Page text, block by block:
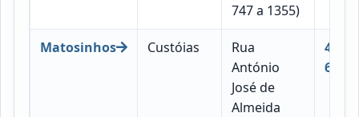
747 a 1355)
Matosinhos Custóias
Rua
António
José de
Almeida
4460-
675